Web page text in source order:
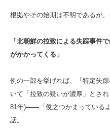
根拠やその始期は不明であるが
「北朝鮮の拉致による失踪事件
がかかってくる」
例の一部を挙げれば、『特定失
いて「拉致の疑いが濃厚」とさ
81年)―― 「俊之つかまっている
話。